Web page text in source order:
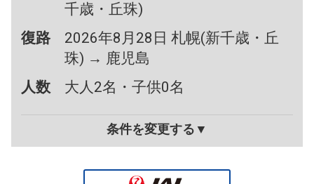
千歳・丘珠)
復路
2026年8月28日 札幌(新千歳・丘
珠) → 鹿児島
人数
大人2名・子供0名
条件を変更する▼